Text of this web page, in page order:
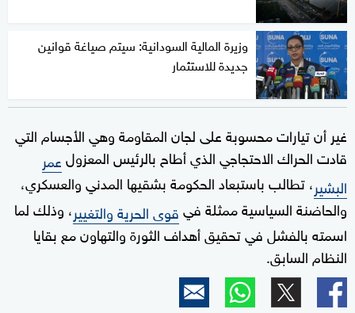
وزيرة المالية السودانية: سيتم صياغة قوانين
جديدة للاستثمار
غير أن تيارات محسوبة على لجان المقاومة وهي الأجسام التي
قادت الحراك الاحتجاجي الذي أطاح بالرئيس المعزولعمر
البشير، تطالب باستبعاد الحكومة بشقيها المدني والعسكري،
والحاضنة السياسية ممثلة فيقوى الحرية والتغيير، وذلك لما
اسمته بالفشل في تحقيق أهداف الثورة والتهاون مع بقايا
النظام السابق.